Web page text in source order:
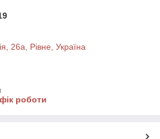
26а, Рівне, Україна
роботи